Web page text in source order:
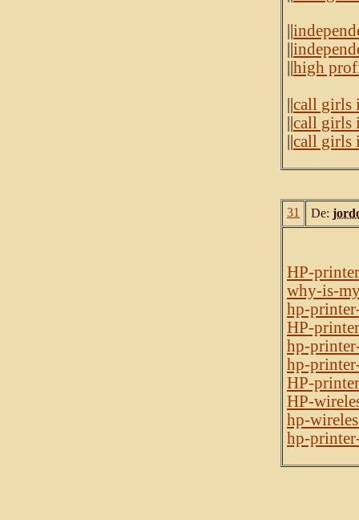
high
call girls
call girls
call girls
31 De:
HP-
why-is-
hp-
HP-
hp-
hp-
HP-
HP-
hp-
hp-